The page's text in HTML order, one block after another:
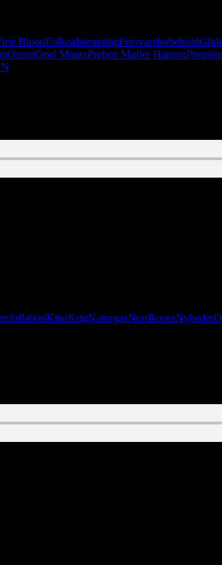
BloodFolkeafstemningForsvarsforbehold
OasenOpel MantaPreben Møller Hansen
InflationKinaKrigNaturgasNordkoreaNyheder